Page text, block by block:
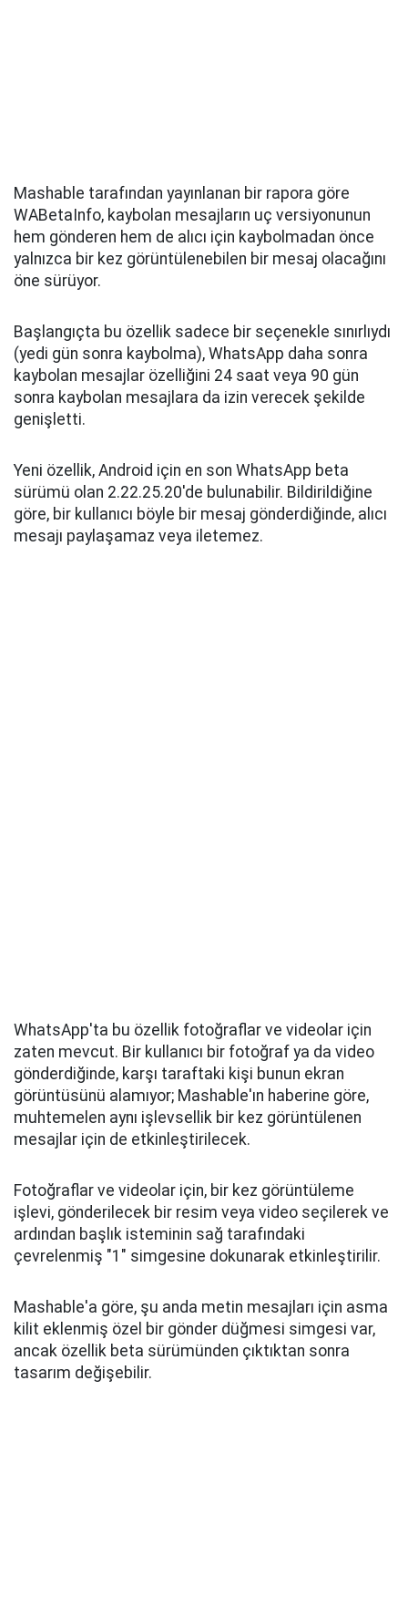
Mashable tarafından yayınlanan bir rapora göre
WABetaInfo, kaybolan mesajların uç versiyonunun
hem gönderen hem de alıcı için kaybolmadan önce
yalnızca bir kez görüntülenebilen bir mesaj olacağını
öne sürüyor.
Başlangıçta bu özellik sadece bir seçenekle sınırlıydı
(yedi gün sonra kaybolma), WhatsApp daha sonra
kaybolan mesajlar özelliğini 24 saat veya 90 gün
sonra kaybolan mesajlara da izin verecek şekilde
genişletti.
Yeni özellik, Android için en son WhatsApp beta
sürümü olan 2.22.25.20'de bulunabilir. Bildirildiğine
göre, bir kullanıcı böyle bir mesaj gönderdiğinde, alıcı
mesajı paylaşamaz veya iletemez.
WhatsApp'ta bu özellik fotoğraflar ve videolar için
zaten mevcut. Bir kullanıcı bir fotoğraf ya da video
gönderdiğinde, karşı taraftaki kişi bunun ekran
görüntüsünü alamıyor; Mashable'ın haberine göre,
muhtemelen aynı işlevsellik bir kez görüntülenen
mesajlar için de etkinleştirilecek.
Fotoğraflar ve videolar için, bir kez görüntüleme
işlevi, gönderilecek bir resim veya video seçilerek ve
ardından başlık isteminin sağ tarafındaki
çevrelenmiş "1" simgesine dokunarak etkinleştirilir.
Mashable'a göre, şu anda metin mesajları için asma
kilit eklenmiş özel bir gönder düğmesi simgesi var,
ancak özellik beta sürümünden çıktıktan sonra
tasarım değişebilir.